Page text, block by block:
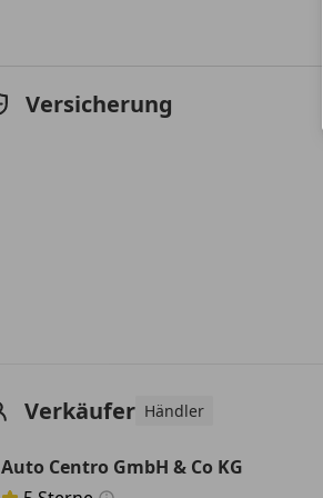
Versicherung
Verkäufer Händler
Auto Centro GmbH & Co KG